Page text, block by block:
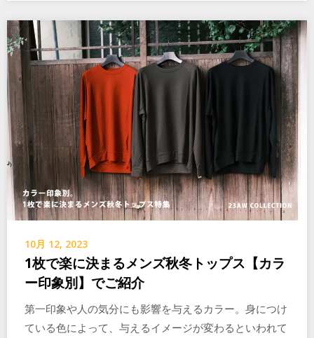
10月 12, 2023
1枚で楽に決まるメンズ秋冬トップス【カラ
ー印象別】でご紹介
第一印象や人の気分にも影響を与えるカラー。身につけ
ている色によって、与えるイメージが変わるといわれて